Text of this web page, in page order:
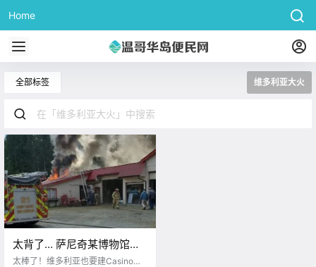
Home
全部标签 维多利亚大火
太背了… 萨尼奇某博物馆发
生火灾？！嘘，维多利亚有
太棒了！维多利亚也要建Casino